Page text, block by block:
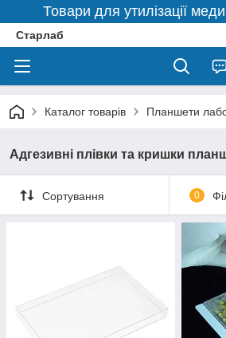
Товари для утилізації
Старлаб
Каталог товарів Планшети
Адгезивні плівки та кришки
Сортування 0